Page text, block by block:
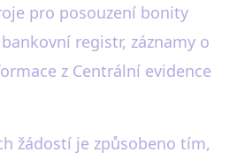
pro posouzení bonity
registr, záznamy o
z Centrální evidence
žádostí je způsobeno tím,